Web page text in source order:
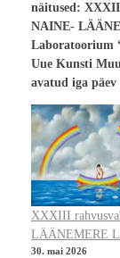
näitused:
NAINE-
Laboratoorium
Uue Kunsti
avatud iga
XXXIII
LÄÄNEMERE
30. mai 2026